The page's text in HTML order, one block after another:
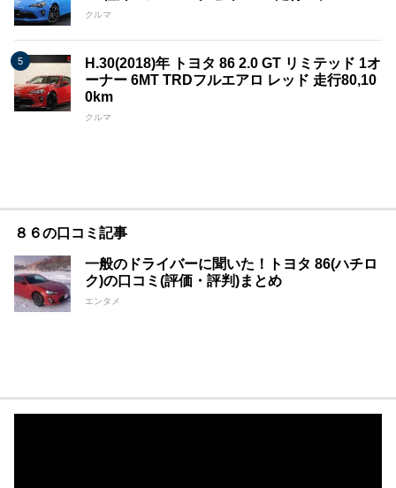
クルマ
H.30(2018)年 トヨタ 86 2.0 GT リミテッド 1オ
ーナー 6MT TRDフルエアロ レッド 走行80,10
0km
クルマ
８６の口コミ記事
一般のドライバーに聞いた！トヨタ 86(ハチロ
ク)の口コミ(評価・評判)まとめ
エンタメ